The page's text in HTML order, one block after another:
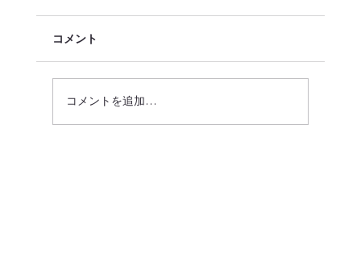
コメント
コメントを追加…